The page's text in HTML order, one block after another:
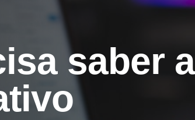
saber